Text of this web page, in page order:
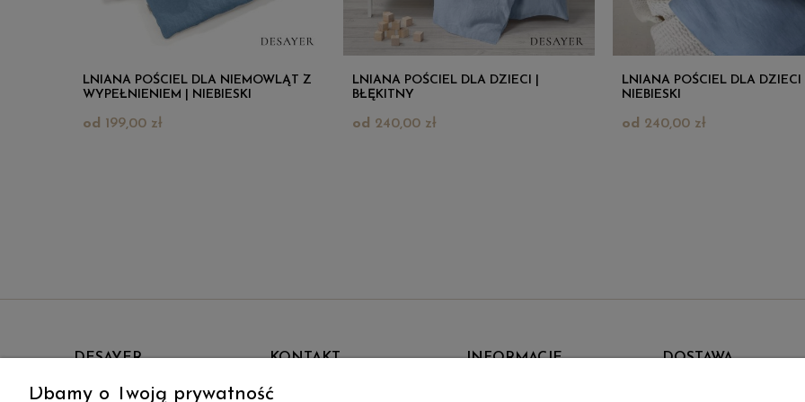
LNIANA POŚCIEL DLA NIEMOWLĄT Z
WYPEŁNIENIEM | NIEBIESKI
199,00 zł
LNIANA POŚCIEL DLA DZIECI |
BŁĘKITNY
240,00 zł
LNIANA POŚCIEL DLA DZIECI |
NIEBIESKI
240,00 zł
DESAYER KONTAKT INFORMACJE DOSTAWA
Dbamy o Twoją prywatność